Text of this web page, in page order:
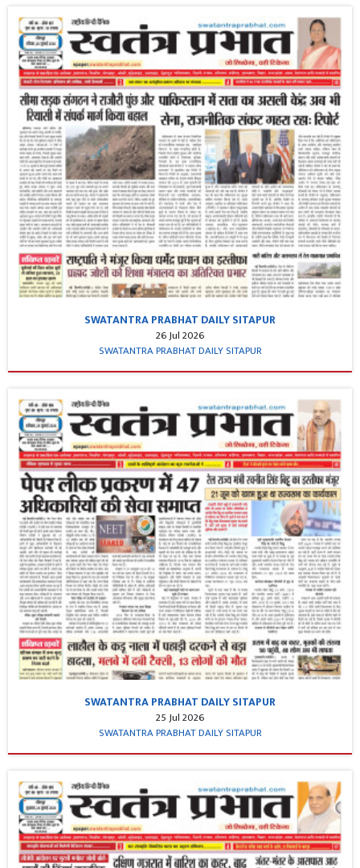
SWATANTRA PRABHAT DAILY SITAPUR
26 Jul 2026
SWATANTRA PRABHAT DAILY SITAPUR
SWATANTRA PRABHAT DAILY SITAPUR
25 Jul 2026
SWATANTRA PRABHAT DAILY SITAPUR